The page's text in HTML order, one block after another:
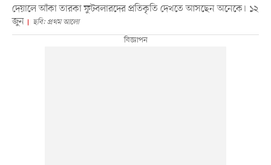
দেয়ালে আঁকা তারকা ফুটবলারদের প্রতিকৃতি দেখতে আসছেন অনেকে। ১২
জুন
ছবি: প্রথম আলো